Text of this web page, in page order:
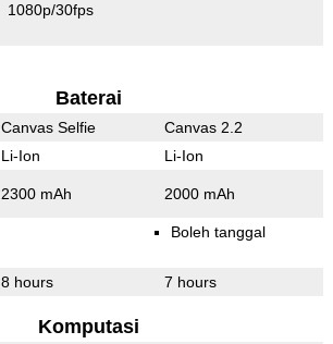
1080p/30fps
Baterai
Canvas Selfie Canvas 2.2
Li-Ion Li-Ion
2300 mAh 2000 mAh
Boleh tanggal
8 hours 7 hours
Komputasi